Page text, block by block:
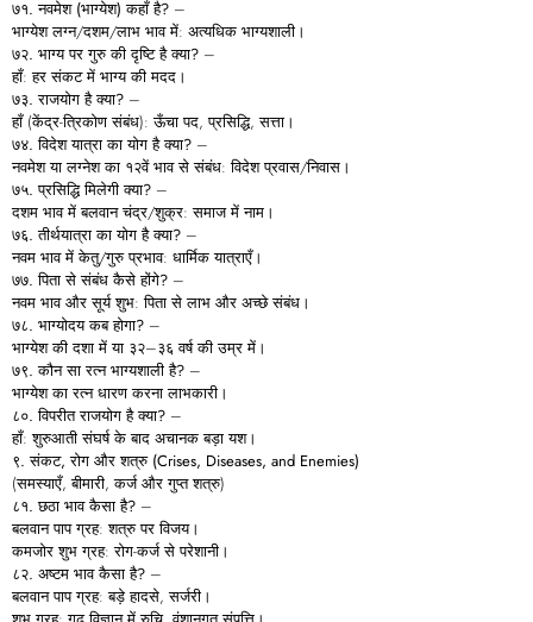
७१.नवमेश (भाग्येश)कहाँहै? –
भाग्येश लग्न/दशम/लाभ भाव में: अत्यधिक भाग्यशाली।
७२. भाग्यपरगुरुकीदृष्टिहैक्या? –
हाँ: हर संकट में भाग्य की मदद।
७३.राजयोगहैक्या? –
हाँ (केंद्र-त्रिकोण संबंध): ऊँचा पद, प्रसिद्धि, सत्ता।
७४.विदेशयात्राकायोगहैक्या? –
नवमेश या लग्नेश का १२वें भाव से संबंध: विदेश प्रवास/निवास।
७५.प्रसिद्धिमिलेगीक्या? –
दशम भाव में बलवान चंद्र/शुक्र: समाज में नाम।
७६.तीर्थयात्राकायोगहैक्या? –
नवम भाव में केतु/गुरु प्रभाव: धार्मिक यात्राएँ।
७७.पितासेसंबंधकैसेहोंगे? –
नवम भाव और सूर्य शुभ: पिता से लाभ और अच्छे संबंध।
७८. भाग्योदयकबहोगा? –
भाग्येश की दशा में या ३२–३६ वर्ष की उम्र में।
७९.कौनसारत्नभाग्यशालीहै? –
भाग्येश का रत्न धारण करना लाभकारी।
८०.विपरीतराजयोगहैक्या? –
हाँ: शुरुआती संघर्ष के बाद अचानक बड़ा यश।
९.संकट,रोग औरशत्रु (Crises, Diseases, and Enemies)
(समस्याएँ, बीमारी, कर्ज और गुप्त शत्रु)
८१.छठा भावकैसाहै? –
बलवान पाप ग्रह: शत्रु पर विजय।
कमजोर शुभ ग्रह: रोग-कर्ज से परेशानी।
८२. अष्टम भावकैसाहै? –
बलवान पाप ग्रह: बड़े हादसे, सर्जरी।